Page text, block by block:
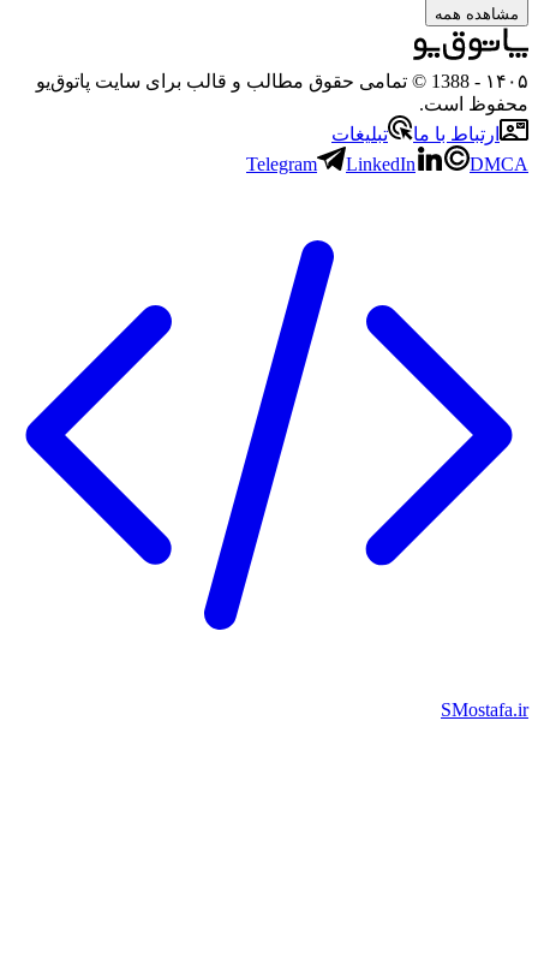
مشاهده همه
- 1388 © تمامی حقوق مطالب و قالب برای سایت پاتوق‌یو
است.
ارتباط با ما
تبلیغات
Telegram
LinkedIn